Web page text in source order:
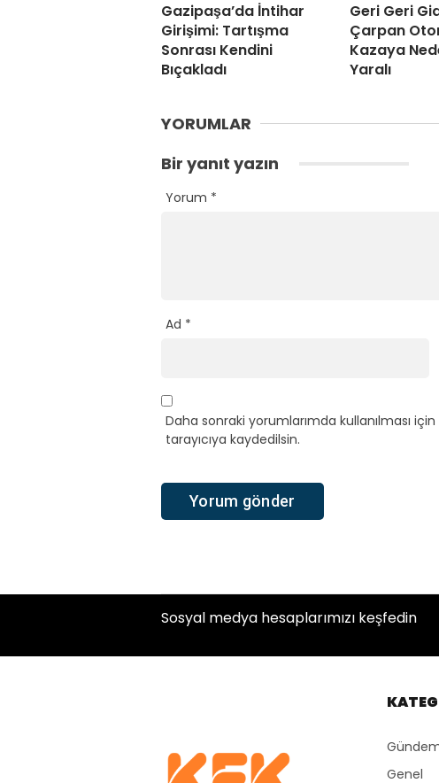
Gazipaşa’da İntihar
Girişimi: Tartışma
Sonrası Kendini
Bıçakladı
Geri Geri
Çarpan
Kazaya
Yaralı
YORUMLAR
Bir yanıt yazın
Yorum *
Ad *
Daha sonraki yorumlarımda kullanılması
tarayıcıya kaydedilsin.
Sosyal medya hesaplarımızı keşfedin
Genel